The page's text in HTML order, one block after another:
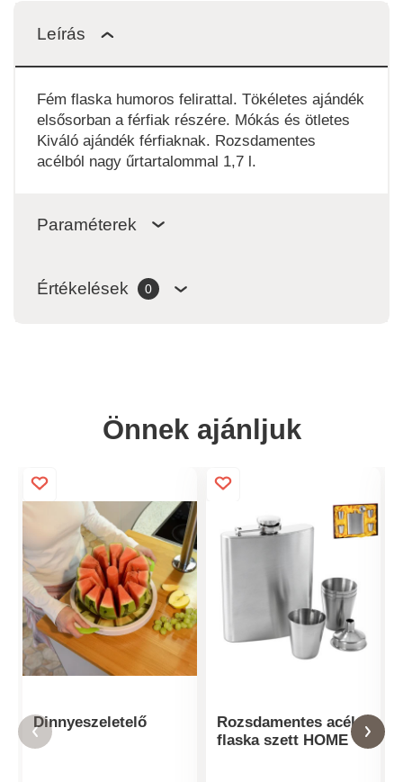
Leírás
Fém flaska humoros felirattal. Tökéletes ajándék
elsősorban a férfiak részére. Mókás és ötletes
Kiváló ajándék férfiaknak. Rozsdamentes
acélból nagy űrtartalommal 1,7 l.
Paraméterek
Értékelések 0
Önnek ajánljuk
Dinnyeszeletelő
Rozsdamentes acél
flaska szett HOME